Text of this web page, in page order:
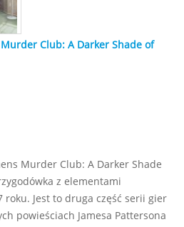
Club: A Darker Shade of
Murder Club: A Darker Shade
z elementami
roku. Jest to druga część serii gier
powieściach Jamesa Pattersona